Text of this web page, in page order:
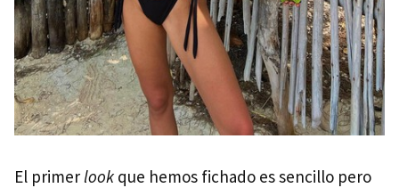
El primerlook que hemos fichado es sencillo pero